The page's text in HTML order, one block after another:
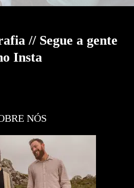
// Segue a gente
Insta
NÓS